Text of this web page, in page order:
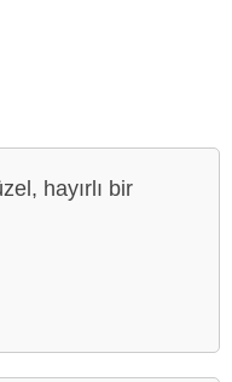
hayırlı bir